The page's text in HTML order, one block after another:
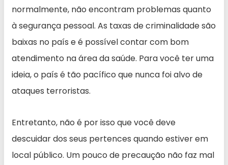
normalmente, não encontram problemas quanto
à segurança pessoal. As taxas de criminalidade são
baixas no país e é possível contar com bom
atendimento na área da saúde. Para você ter uma
ideia, o país é tão pacífico que nunca foi alvo de
ataques terroristas.
Entretanto, não é por isso que você deve
descuidar dos seus pertences quando estiver em
local público. Um pouco de precaução não faz mal